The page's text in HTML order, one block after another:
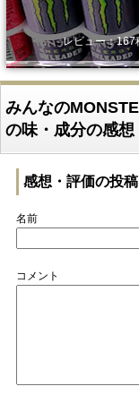
レビュー：167
みんなの
の味・成分の感想
感想・評価の投稿
名前
コメント